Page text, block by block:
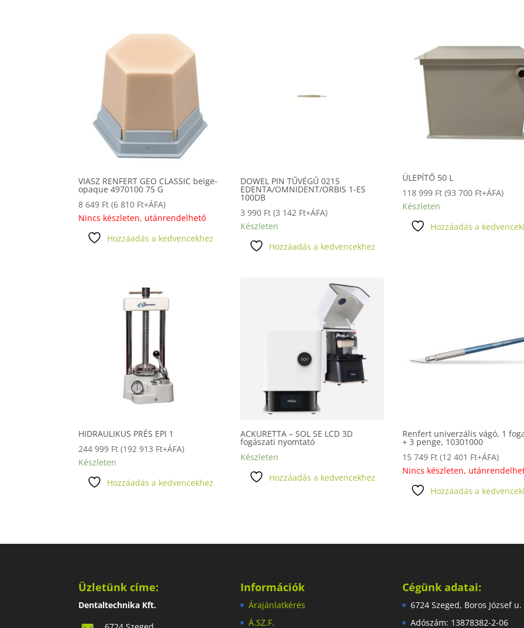
VIASZ RENFERT GEO CLASSIC beige-
opaque 4970100 75 G
8 649 Ft (6 810 Ft+ÁFA)
Nincs készleten, utánrendelhető
Hozzáadás a kedvencekhez
DOWEL PIN TŰVÉGŰ 0215
EDENTA/OMNIDENT/ORBIS 1-ES
100DB
3 990 Ft (3 142 Ft+ÁFA)
Készleten
Hozzáadás a kedvencekhez
ÜLEPÍTŐ 50 L
118 999 Ft (93 700 Ft+ÁFA)
Készleten
Hozzáadás a
HIDRAULIKUS PRÉS EPI 1
244 999 Ft (192 913 Ft+ÁFA)
Készleten
Hozzáadás a kedvencekhez
ACKURETTA – SOL SE LCD 3D
fogászati nyomtató
Készleten
Hozzáadás a kedvencekhez
Renfert univerzális vágó, 1
+ 3 penge, 10301000
15 749 Ft (12 401 Ft+ÁFA)
Nincs készleten,
Hozzáadás a
Üzletünk címe:
Dentaltechnika Kft.
Információk
Árajánlatkérés
Á.SZ.F.
Cégünk adatai:
6724 Szeged, Boros József u.
Adószám: 13878382-2-06